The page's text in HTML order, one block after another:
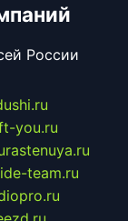
России
you.ru
rastenuya.ru
team.ru